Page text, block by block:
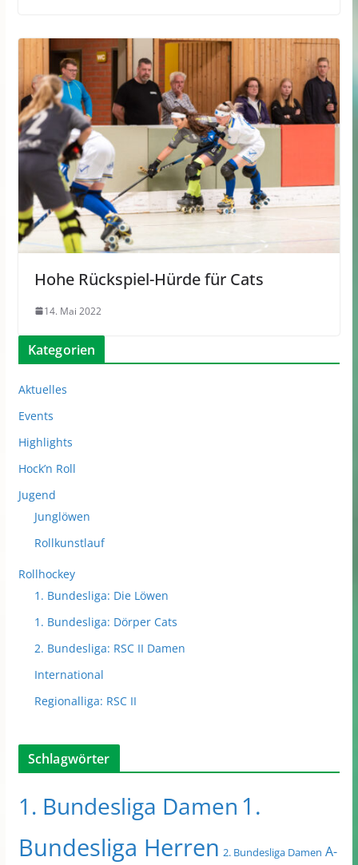
Hohe Rückspiel-Hürde für Cats
14. Mai 2022
Kategorien
Aktuelles
Events
Highlights
Hock’n Roll
Jugend
Junglöwen
Rollkunstlauf
Rollhockey
1. Bundesliga: Die Löwen
1. Bundesliga: Dörper Cats
2. Bundesliga: RSC II Damen
International
Regionalliga: RSC II
Schlagwörter
1. Bundesliga Damen 1.
Bundesliga Herren 2. Bundesliga Damen A-